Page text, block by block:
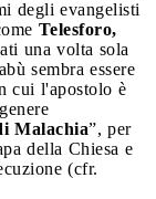
degli evangelisti
Telesforo,
una volta sola
sembra essere
cui l'apostolo è
Malachia”, per
della Chiesa e
(cfr.